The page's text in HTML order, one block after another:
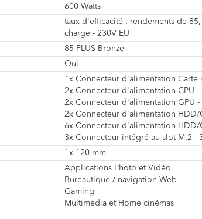
600 Watts
taux d'efficacité : rendements de
charge - 230V EU
85 PLUS Bronze
Oui
1x Connecteur d'alimentation Carte
2x Connecteur d'alimentation CPU -
2x Connecteur d'alimentation GPU
2x Connecteur d'alimentation HDD/
6x Connecteur d'alimentation HDD/
3x Connecteur intégré au slot M.2 -
1x 120 mm
Applications Photo et Vidéo
Bureautique / navigation Web
Gaming
Multimédia et Home cinémas